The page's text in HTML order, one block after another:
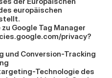
europäischen
Google Tag Manager
privacy?
und Conversion-Tracking
Technologie des